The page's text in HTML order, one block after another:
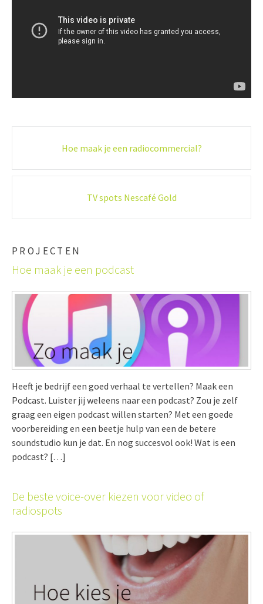
navigationHoe maak je een radiocommercial?
TV spots Nescafé Gold
PROJECTEN
Hoe maak je een podcast
Heeft je bedrijf een goed verhaal te vertellen? Maak een
Podcast. Luister jij weleens naar een podcast? Zou je zelf
graag een eigen podcast willen starten? Met een goede
voorbereiding en een beetje hulp van een de betere
soundstudio kun je dat. En nog succesvol ook! Wat is een
podcast? […]
De beste voice-over kiezen voor video of
radiospots